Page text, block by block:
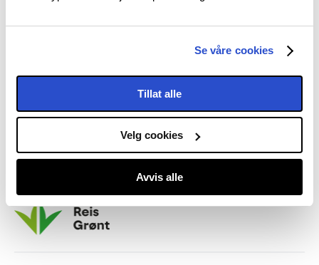
Se våre cookies
Tillat alle
Velg cookies
Avvis alle
Svanemerket